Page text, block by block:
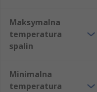
Maksymalna
temperatura
spalin
Minimalna
temperatura